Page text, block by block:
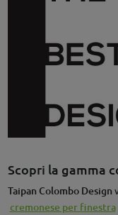
Scopri la gamma
Taipan Colombo Design
cremonese per finestra